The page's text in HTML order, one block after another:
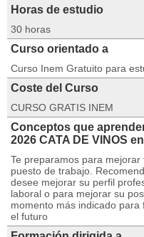
Horas de estudio
30 horas
Curso orientado a
Curso Inem Gratuito para
Coste del Curso
CURSO GRATIS INEM
Conceptos que
2026 CATA DE VINOS
Te preparamos para
puesto de trabajo.
desee mejorar su perfil
laboral o para mejorar su
momento más indicado
el futuro